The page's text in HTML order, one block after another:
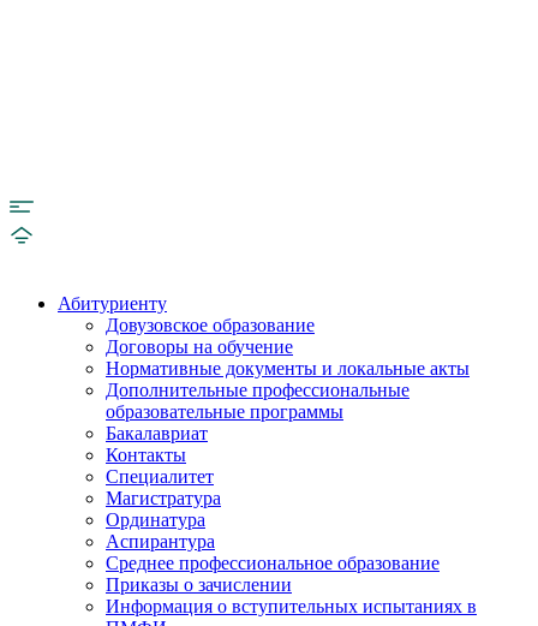
Абитуриенту
Довузовское образование
Договоры на обучение
Нормативные документы и локальные акты
Дополнительные профессиональные
образовательные программы
Бакалавриат
Контакты
Специалитет
Магистратура
Ординатура
Аспирантура
Среднее профессиональное образование
Приказы о зачислении
Информация о вступительных испытаниях в